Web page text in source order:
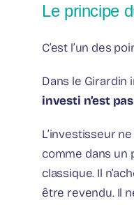
Le principe
C’est l’un des
Dans le Girardin
investi n’est
L’investisseur
comme dans un
classique. Il
être revendu. Il